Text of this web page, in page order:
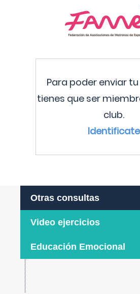
Para poder enviar
tienes que ser
club.
Identificate
Otras consultas
Video ejercicios
Educación Emocional